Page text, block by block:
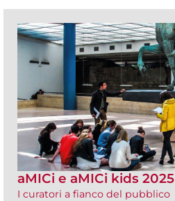
aMICi e aMICi kids 2025
I curatori a fianco del pubblico